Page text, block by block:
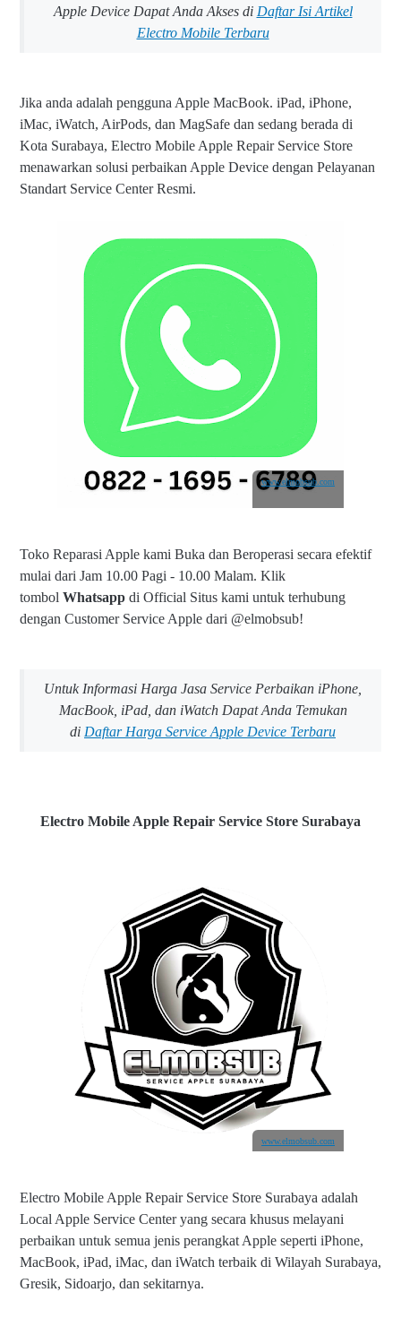
Apple Device Dapat Anda Akses di Daftar Isi Artikel
Electro Mobile Terbaru
Jika anda adalah pengguna Apple MacBook. iPad, iPhone,
iMac, iWatch, AirPods, dan MagSafe dan sedang berada di
Kota Surabaya, Electro Mobile Apple Repair Service Store
menawarkan solusi perbaikan Apple Device dengan Pelayanan
Standart Service Center Resmi.
www.elmobsub.com
Toko Reparasi Apple kami Buka dan Beroperasi secara efektif
mulai dari Jam 10.00 Pagi - 10.00 Malam. Klik
tombol Whatsapp di Official Situs kami untuk terhubung
dengan Customer Service Apple dari @elmobsub!
Untuk Informasi Harga Jasa Service Perbaikan iPhone,
MacBook, iPad, dan iWatch Dapat Anda Temukan
di Daftar Harga Service Apple Device Terbaru
Electro Mobile Apple Repair Service Store Surabaya
www.elmobsub.com
Electro Mobile Apple Repair Service Store Surabaya adalah
Local Apple Service Center yang secara khusus melayani
perbaikan untuk semua jenis perangkat Apple seperti iPhone,
MacBook, iPad, iMac, dan iWatch terbaik di Wilayah Surabaya,
Gresik, Sidoarjo, dan sekitarnya.